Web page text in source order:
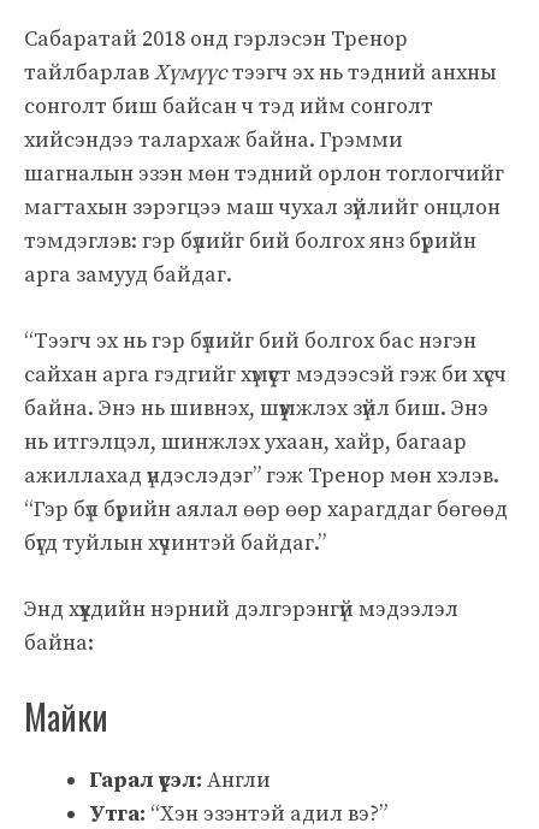
Сабаратай 2018 онд гэрлэсэн Тренор
тайлбарлавХүмүүстээгч эх нь тэдний анхны
сонголт биш байсан ч тэд ийм сонголт
хийсэндээ талархаж байна. Грэмми
шагналын эзэн мөн тэдний орлон тоглогчийг
магтахын зэрэгцээ маш чухал зүйлийг онцлон
тэмдэглэв: гэр бүлийг бий болгох янз бүрийн
арга замууд байдаг.
“Тээгч эх нь гэр бүлийг бий болгох бас нэгэн
сайхан арга гэдгийг хүмүүст мэдээсэй гэж би хүсч
байна. Энэ нь шивнэх, шүүмжлэх зүйл биш. Энэ
нь итгэлцэл, шинжлэх ухаан, хайр, багаар
ажиллахад үндэслэдэг” гэж Тренор мөн хэлэв.
“Гэр бүл бүрийн аялал өөр өөр харагддаг бөгөөд
бүгд туйлын хүчинтэй байдаг.”
Энд хүүхдийн нэрний дэлгэрэнгүй мэдээлэл
байна:
Майки
Гарал үүсэл: Англи
Утга: “Хэн эзэнтэй адил вэ?”